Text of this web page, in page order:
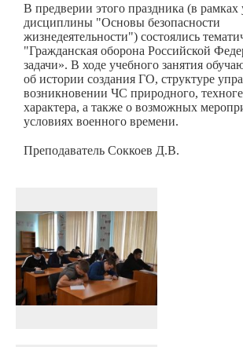
В предверии этого праздника (в рамках
дисциплины "Основы безопасности
жизнедеятельности") состоялись
"Гражданская оборона Российской
задачи». В ходе учебного занятия
об истории создания ГО, структуре
возникновении ЧС природного,
характера, а также о возможных
условиях военного времени.
Преподаватель Соккоев Д.В.